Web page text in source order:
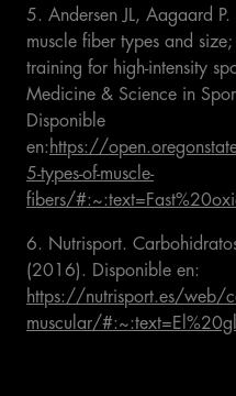
5. Andersen JL, Aagaard
muscle fiber types and
training for high‐intensity
Medicine & Science in
Disponible
en: https://
5-types-of-muscle-
fibers/
6. Nutrisport.
(2016). Disponible en:
https://nutrisport.es/web/
muscular/